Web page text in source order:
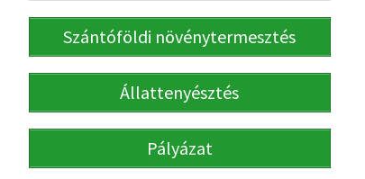
Szántóföldi növénytermesztés
Állattenyésztés
Pályázat